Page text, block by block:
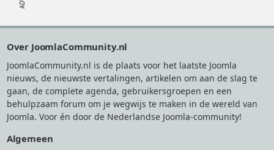
Over JoomlaCommunity.nl
JoomlaCommunity.nl is de plaats voor het laatste Joomla
nieuws, de nieuwste vertalingen, artikelen om aan de slag te
gaan, de complete agenda, gebruikersgroepen en een
behulpzaam forum om je wegwijs te maken in de wereld van
Joomla. Voor én door de Nederlandse Joomla-community!
Algemeen